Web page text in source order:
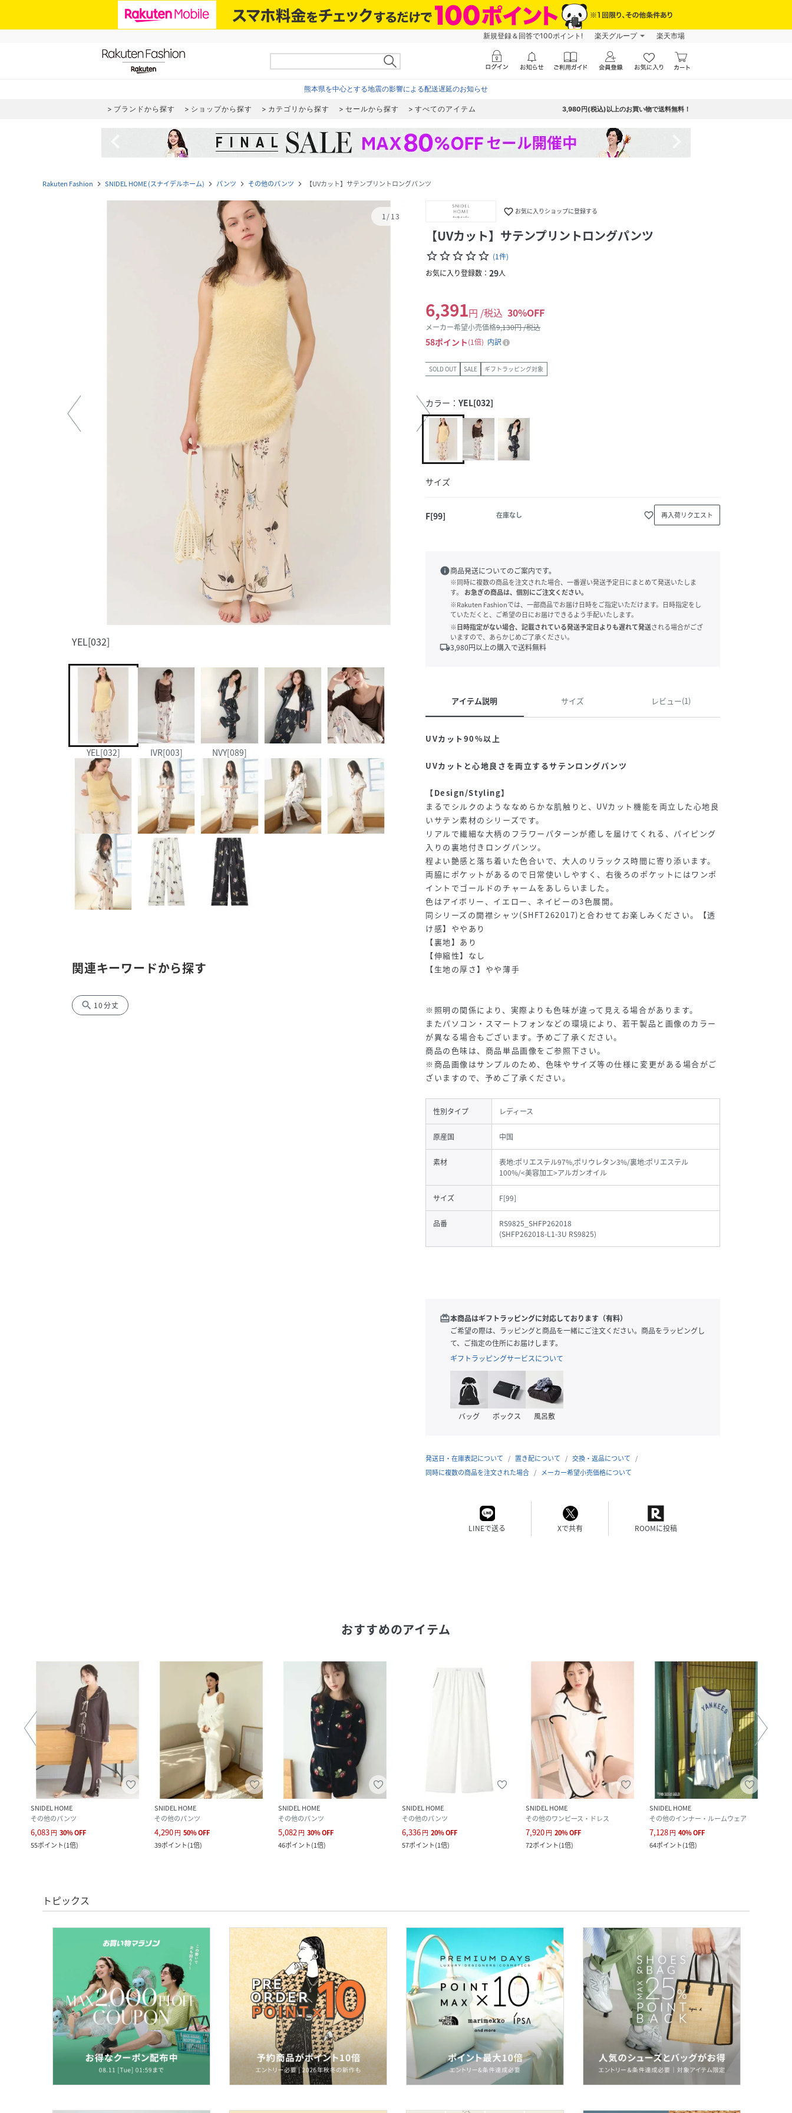
新規登録＆回答で100ポイント! 楽天グループ 楽天市場
熊本県を中心とする地震の影響による配送遅延のお知らせ
ブランドから探す ショップから探す カテゴリから探す セールから探す すべてのアイテム 3,980円(税込)以上のお買い物で送料無料！
Rakuten Fashion navigate_next SNIDEL HOME (スナイデルホーム) navigate_next パンツ navigate_next その他のパンツ navigate_next 【UVカット】サテンプリントロングパンツ
1/13
YEL[032]
YEL[032] IVR[003] NVY[089]
関連キーワードから探す
search 10分丈
favorite_border お気に入りショップに登録する
【UVカット】サテンプリントロングパンツ
star_borderstar_borderstar_borderstar_borderstar_border (1件)
お気に入り登録数： 29人
6,391円 /税込 30%OFF
メーカー希望小売価格9,130円 /税込
58ポイント 1倍 内訳
SOLD OUT SALE ギフトラッピング対象
カラー： YEL[032]
サイズ
F[99] 在庫なし favorite_border 再入荷リクエスト
info商品発送についてのご案内です。
※同時に複数の商品を注文された場合、一番遅い発送予定日にまとめて発送いたしま
す。
お急ぎの商品は、個別にご注文ください。
※Rakuten Fashionでは、一部商品でお届け日時をご指定いただけます。日時指定をし
ていただくと、ご希望の日にお届けできるよう手配いたします。
※日時指定がない場合、記載されている発送予定日よりも遅れて発送される場合がござ
いますので、あらかじめご了承ください。
local_shipping3,980円以上の購入で送料無料
アイテム説明 サイズ レビュー(1)
UVカット90%以上
UVカットと心地良さを両立するサテンロングパンツ
【Design/Styling】
まるでシルクのようななめらかな肌触りと、UVカット機能を両立した心地良
いサテン素材のシリーズです。
リアルで繊細な大柄のフラワーパターンが癒しを届けてくれる、パイピング
入りの裏地付きロングパンツ。
程よい艶感と落ち着いた色合いで、大人のリラックス時間に寄り添います。
両脇にポケットがあるので日常使いしやすく、右後ろのポケットにはワンポ
イントでゴールドのチャームをあしらいました。
色はアイボリー、イエロー、ネイビーの3色展開。
同シリーズの開襟シャツ(SHFT262017)と合わせてお楽しみください。【透
け感】ややあり
【裏地】あり
【伸縮性】なし
【生地の厚さ】やや薄手
※照明の関係により、実際よりも色味が違って見える場合があります。
またパソコン・スマートフォンなどの環境により、若干製品と画像のカラー
が異なる場合もございます。予めご了承ください。
商品の色味は、商品単品画像をご参照下さい。
※商品画像はサンプルのため、色味やサイズ等の仕様に変更がある場合がご
ざいますので、予めご了承ください。
性別タイプ レディース
原産国 中国
素材
表地:ポリエステル97%,ポリウレタン3%/裏地:ポリエステル
100%/<美容加工>アルガンオイル
サイズ F[99]
品番
RS9825_SHFP262018
(SHFP262018-L1-3U RS9825)
redeem本商品はギフトラッピングに対応しております（有料）
ご希望の際は、ラッピングと商品を一緒にご注文ください。商品をラッピングし
て、ご指定の住所にお届けします。
ギフトラッピングサービスについて
バッグ ボックス 風呂敷
発送日・在庫表記について 置き配について
交換・返品について
同時に複数の商品を注文された場合
メーカー希望小売価格について
LINEで送る Xで共有 ROOMに投稿
おすすめのアイテム
SNIDEL HOME
その他のパンツ
6,083円 30%OFF
55ポイント(1倍)
SNIDEL HOME
その他のパンツ
4,290円 50%OFF
39ポイント(1倍)
SNIDEL HOME
その他のパンツ
5,082円 30%OFF
46ポイント(1倍)
SNIDEL HOME
その他のパンツ
6,336円 20%OFF
57ポイント(1倍)
SNIDEL HOME
その他のワンピース・ドレス
7,920円 20%OFF
72ポイント(1倍)
SNIDEL HOME
その他のインナー・ルームウェア
7,128円 40%OFF
64ポイント(1倍)
トピックス